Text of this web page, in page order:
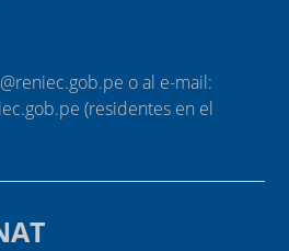
o al e-mail:
(residentes en el